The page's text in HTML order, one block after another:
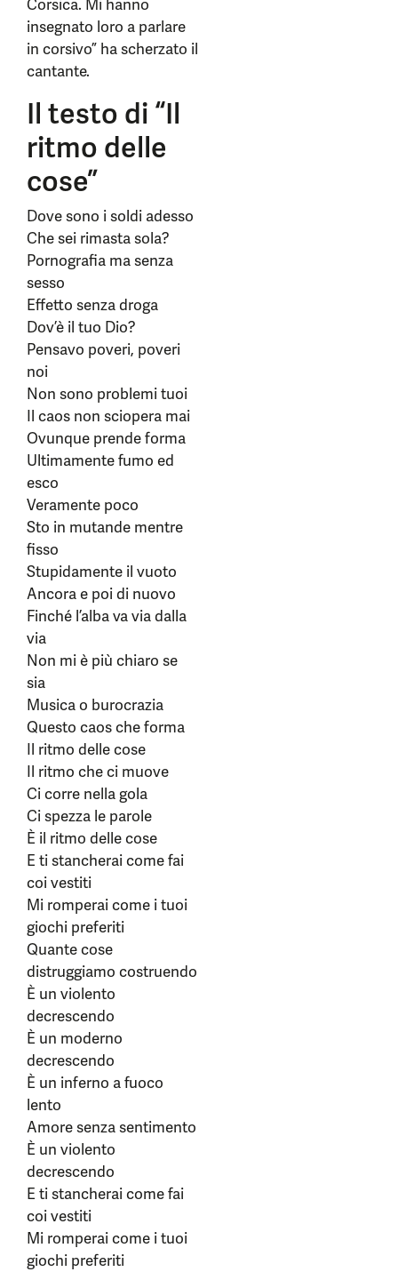
Corsica. Mi hanno
insegnato loro a parlare
in corsivo” ha scherzato il
cantante.
Il testo di “Il
ritmo delle
cose”
Dove sono i soldi adesso
Che sei rimasta sola?
Pornograﬁa ma senza
sesso
Eﬀetto senza droga
Dov’è il tuo Dio?
Pensavo poveri, poveri
noi
Non sono problemi tuoi
Il caos non sciopera mai
Ovunque prende forma
Ultimamente fumo ed
esco
Veramente poco
Sto in mutande mentre
fisso
Stupidamente il vuoto
Ancora e poi di nuovo
Finché l’alba va via dalla
via
Non mi è più chiaro se
sia
Musica o burocrazia
Questo caos che forma
Il ritmo delle cose
Il ritmo che ci muove
Ci corre nella gola
Ci spezza le parole
È il ritmo delle cose
E ti stancherai come fai
coi vestiti
Mi romperai come i tuoi
giochi preferiti
Quante cose
distruggiamo costruendo
È un violento
decrescendo
È un moderno
decrescendo
È un inferno a fuoco
lento
Amore senza sentimento
È un violento
decrescendo
E ti stancherai come fai
coi vestiti
Mi romperai come i tuoi
giochi preferiti